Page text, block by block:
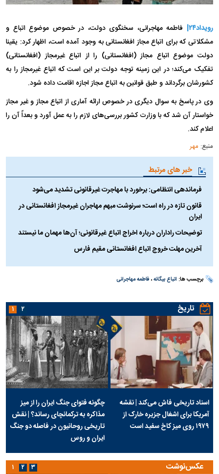
رویداد۲۴|
فاطمه مهاجرانی، سخنگوی دولت، در خصوص موضوع اتباع و
مشکلاتی که برای اتباع مجاز افغانستانی به وجود آمده است، اظهار کرد: یقینا
دولت موضوع اتباع مجاز (افغانستانی) را از اتباع غیرمجاز (افغانستانی)
تفکیک می‌کند؛ در این زمینه توجه دولت بر این است که اتباع غیرمجاز را به
کشورشان برگرداند و طبق قوانین به اتباع مجاز اجازه اقامت داده شود.
وی در پاسخ به سوال دیگری در خصوص ارائه آماری از اتباع مجاز و غیر مجاز
خواستار آن شد که با وزارت کشور بررسی‌های لازم را به عمل آورد و بعداً آن را
اعلام کند.
منبع: مهر
خبر های مرتبط
فرماندهی انتظامی: برخورد با مهاجرت غیرقانونی تشدید می‌شود
قانون تازه در راه است؛ سرنوشت مبهم مهاجران غیرمجاز افغانستانی در
ایران
توضیحات راداران درباره اخراج اتباع غیرقانونی؛ آن‌ها مهمان ما نیستند
آخرین مهلت خروج اتباع افغانستانی مقیم فارس
برچسب ها: اتباع بیگانه، فاطمه مهاجرانی
تاریخ
اسناد تاریخی فاش می‌کند | نقشه
آمریکا برای اشغال جزیره خارک از
۱۹۷۹ روی میز کاخ سفید است
چگونه فتوای جنگ ایران را از میز
مذاکره به ترکمانچای رساند؟ | نقش
تاریخی روحانیون در فاصله دو جنگ
ایران و روس
۱ ۲
عکس‌نوشت ۱ ۲ ۳